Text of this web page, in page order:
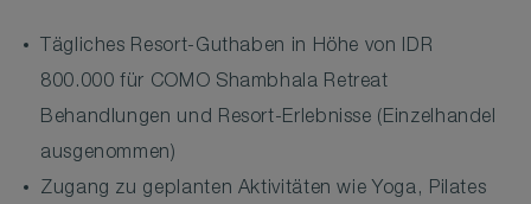
Tägliches Resort-Guthaben in Höhe von IDR
800.000 für COMO Shambhala Retreat
Behandlungen und Resort-Erlebnisse (Einzelhandel
ausgenommen)
Zugang zu geplanten Aktivitäten wie Yoga, Pilates